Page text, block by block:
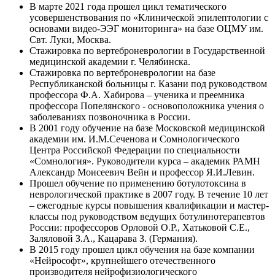
В марте 2021 года прошел цикл тематического
усовершенствования по «Клинической эпилептологии с
основами видео-ЭЭГ мониторинга» на базе ОЦМУ им.
Свт. Луки, Москва.
Стажировка по вертеброневрологии в Государственной
медицинской академии г. Челябинска.
Стажировка по вертеброневрологии на базе
Республиканской больницы г. Казани под руководством
профессора Ф.А. Хабирова – ученика и преемника
профессора Попелянского - основоположника учения о
заболеваниях позвоночника в России.
В 2001 году обучение на базе Московской медицинской
академии им. И.М.Сеченова и Сомнологического
Центра Российской Федерации по специальности
«Сомнология». Руководители курса – академик РАМН
Александр Моисеевич Вейн и профессор Я.И.Левин.
Прошел обучение по применению ботулотоксина в
неврологической практике в 2007 году. В течение 10 лет
– ежегодные курсы повышения квалификации и мастер-
классы под руководством ведущих ботулинотерапевтов
России: профессоров Орловой О.Р., Хатьковой С.Е.,
Заляловой З.А., Кацарава З. (Германия).
В 2015 году прошел цикл обучения на базе компании
«Нейрософт», крупнейшего отечественного
производителя нейрофизиологического